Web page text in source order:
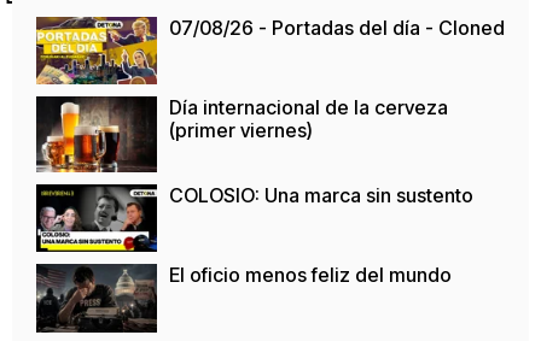
07/08/26 - Portadas del día - Cloned
Día internacional de la cerveza
(primer viernes)
COLOSIO: Una marca sin sustento
El oficio menos feliz del mundo